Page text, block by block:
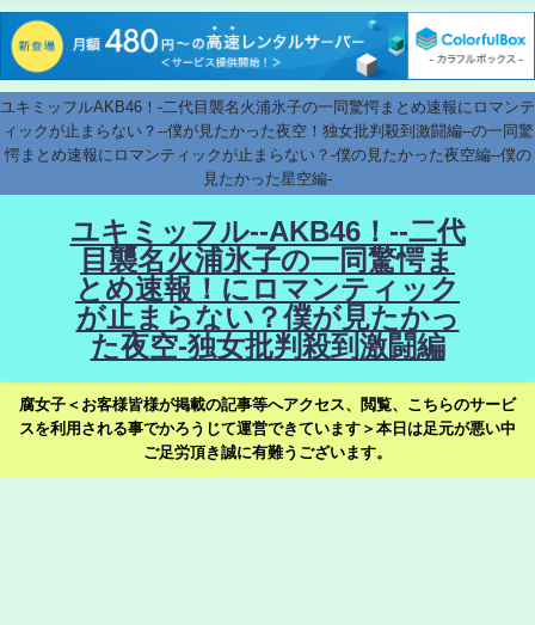
ユキミッフルAKB46！-二代目襲名火浦氷子の一同驚愕まとめ速報にロマンテ
ィックが止まらない？--僕が見たかった夜空！独女批判殺到激闘編--の一同驚
愕まとめ速報にロマンティックが止まらない？-僕の見たかった夜空編--僕の
見たかった星空編-
ユキミッフル--AKB46！--二代
目襲名火浦氷子の一同驚愕ま
とめ速報！にロマンティック
が止まらない？僕が見たかっ
た夜空-独女批判殺到激闘編
腐女子＜お客様皆様が掲載の記事等へアクセス、閲覧、こちらのサービ
スを利用される事でかろうじて運営できています＞本日は足元が悪い中
ご足労頂き誠に有難うございます。